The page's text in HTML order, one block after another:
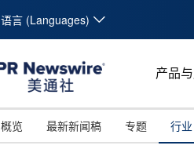
语言 (Languages)
产品
概览 最新新闻稿 专题 行业